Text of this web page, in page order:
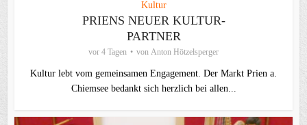
Kultur
PRIENS NEUER KULTUR-
PARTNER
vor 4 Tagen von Anton Hötzelsperger
Kultur lebt vom gemeinsamen Engagement. Der Markt Prien a.
Chiemsee bedankt sich herzlich bei allen...